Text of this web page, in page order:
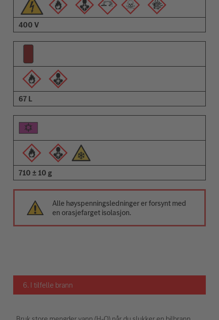
400 V
67 L
710 ± 10 g
Alle høyspenningsledninger er forsynt med
en orasjefarget isolasjon.
6. I tilfelle brann